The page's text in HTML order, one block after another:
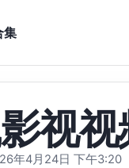
集
视
年4月24日 下午3:20